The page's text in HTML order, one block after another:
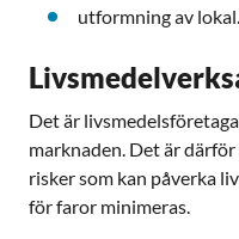
utformning av lokal.
Det är
marknaden. Det är
risker som kan påverka
för faror minimeras.